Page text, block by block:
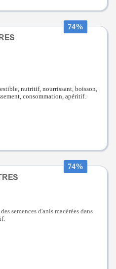
74%
nutritif, nourrissant, boisson,
consommation, apéritif.
74%
semences d'anis macérées dans